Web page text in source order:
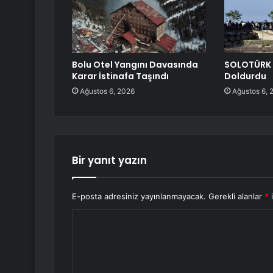
Bolu Otel Yangını Davasında
Karar İstinafa Taşındı
Ağustos 6, 2026
Doldurdu
Ağustos 6,
Bir yanıt yazın
E-posta adresiniz yayınlanmayacak. Gerekli alanlar *